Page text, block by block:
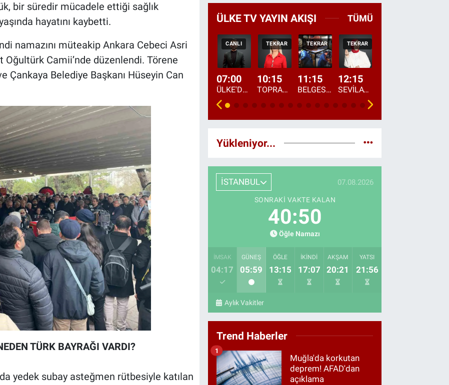
bir süredir mücadele ettiği sağlık
hayatını kaybetti.
namazını müteakip Ankara Cebeci Asri
Oğultürk Camii’nde düzenlendi. Törene
Çankaya Belediye Başkanı Hüseyin Can
TÜRK BAYRAĞI VARDI?
yedek subay asteğmen rütbesiyle katılan
ÜLKE TV YAYIN AKIŞI TÜMÜ
CANLI
07:00
ÜLKE'DE BU SABAH
TEKRAR
10:15
TOPRAKTAN SOFRAYA
TEKRAR
11:15
BELGESEL: "ÜLKE'NİN ALIN TERİ"
TEKRAR
12:15
SEVİLAY SUNGUR İLE ELİMİN BEREKETİ
Yükleniyor...
İSTANBUL 07.08.2026
SONRAKI VAKTE KALAN
40:48
Öğle Namazı
İMSAK
04:17
GÜNEŞ
05:59
ÖĞLE
13:15
İKINDI
17:07
AKŞAM
20:21
YATSI
21:56
Aylık Vakitler
Trend Haberler
Muğla'da korkutan
deprem! AFAD'dan
açıklama
1